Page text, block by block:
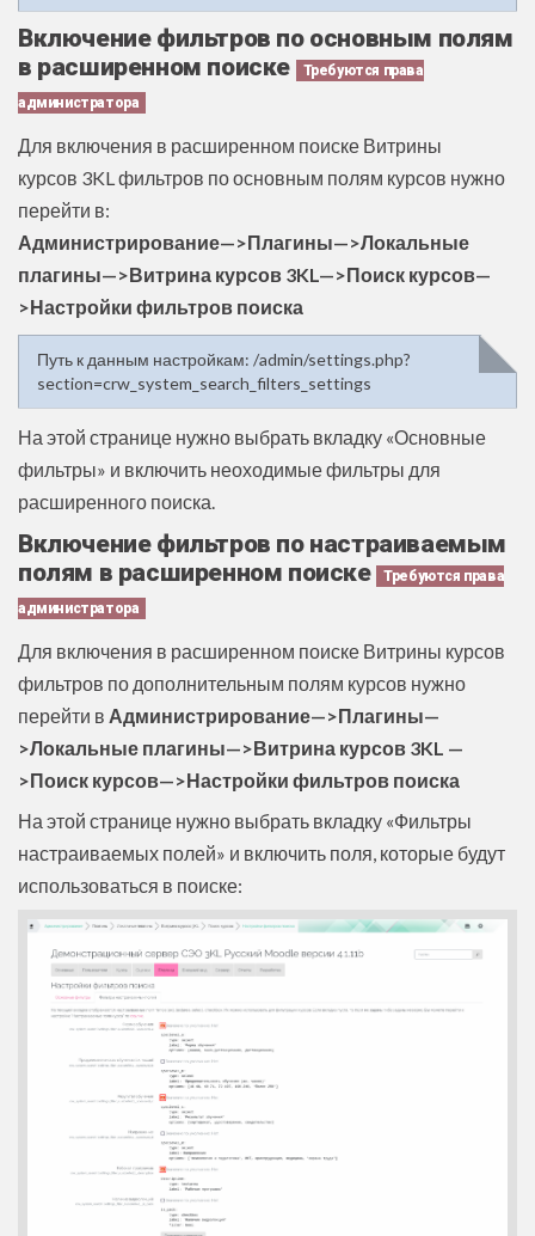
Включение фильтров по основным полям
в расширенном поиске
Требуются права
администратора
Для включения в расширенном поиске Витрины
курсов 3KL фильтров по основным полям курсов нужно
перейти в:
Администрирование—>Плагины—>Локальные
плагины—>Витрина курсов 3KL—>Поиск курсов—
>Настройки фильтров поиска
Путь к данным настройкам: /admin/settings.php?
section=crw_system_search_filters_settings
На этой странице нужно выбрать вкладку «Основные
фильтры» и включить неоходимые фильтры для
расширенного поиска.
Включение фильтров по настраиваемым
полям в расширенном поиске Требуются права
администратора
Для включения в расширенном поиске Витрины курсов
фильтров по дополнительным полям курсов нужно
перейти в Администрирование—>Плагины—
>Локальные плагины—>Витрина курсов 3KL —
>Поиск курсов—>Настройки фильтров поиска
На этой странице нужно выбрать вкладку «Фильтры
настраиваемых полей» и включить поля, которые будут
использоваться в поиске: